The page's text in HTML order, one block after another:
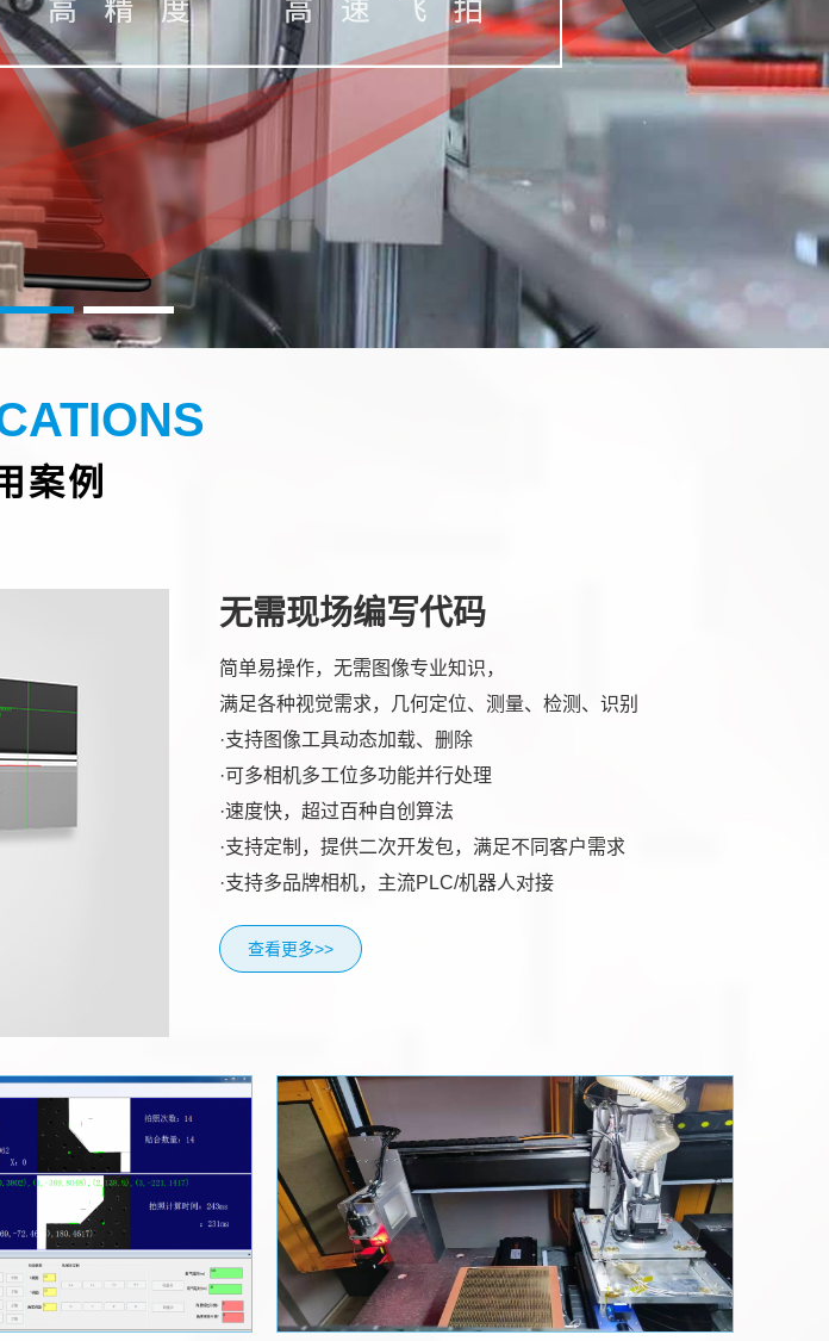
3
案例
无需现场编写代码
简单易操作，无需图像专业知识，
满足各种视觉需求，几何定位、测量、检测、识别
·支持图像工具动态加载、删除
·可多相机多工位多功能并行处理
·速度快，超过百种自创算法
·支持定制，提供二次开发包，满足不同客户需求
·支持多品牌相机，主流PLC/机器人对接
查看更多>>